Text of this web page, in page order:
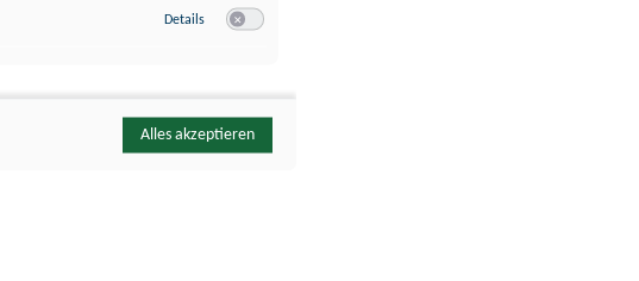
Details zu YouTube
Alles akzeptieren